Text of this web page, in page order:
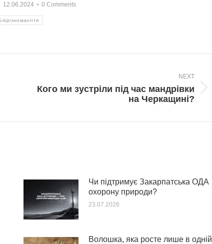
12.06.2024 0 Comments
NEXT
NextКого ми зустріли під час мандрівки
на Черкащині?
Чи підтримує Закарпатська ОДА
охорону природи?
23.07.2026
Волошка, яка росте лише в одній